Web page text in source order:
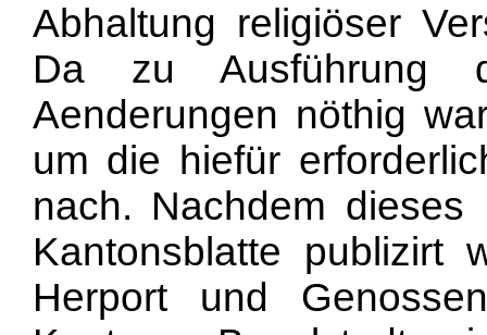
Abhaltung religiöser
Da zu Ausführung
Aenderungen nöthig
um die hiefür
nach. Nachdem dieses
Kantonsblatte publizirt
Herport und